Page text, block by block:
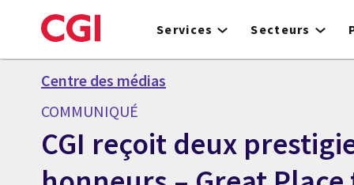
to
Services Secteurs
Centre des médias
COMMUNIQUÉ
CGI reçoit deux